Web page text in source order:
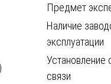
Предмет
Наличие
эксплуатации
Установление
связи